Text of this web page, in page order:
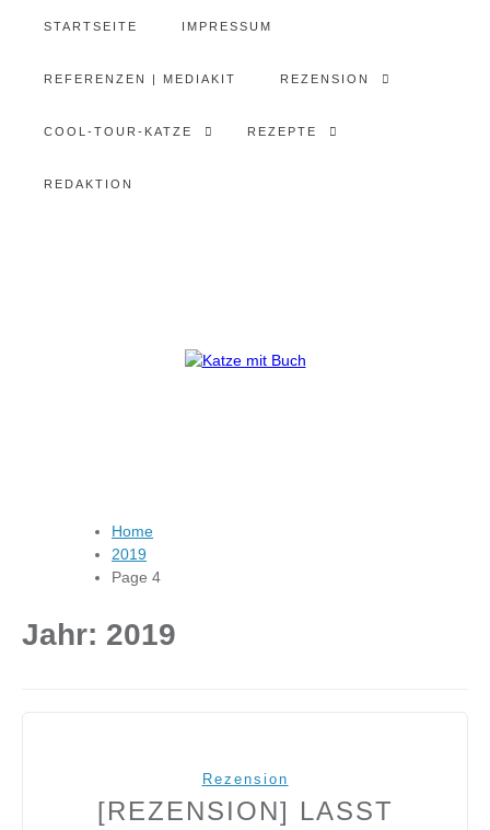
STARTSEITE IMPRESSUM
REFERENZEN | MEDIAKIT REZENSION
COOL-TOUR-KATZE REZEPTE
REDAKTION
Home
2019
Page 4
Jahr: 2019
Rezension
[REZENSION] LASST